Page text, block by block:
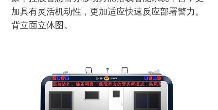
加具有灵活机动性，更加适应快速反应部署警力。
背立面立体图。